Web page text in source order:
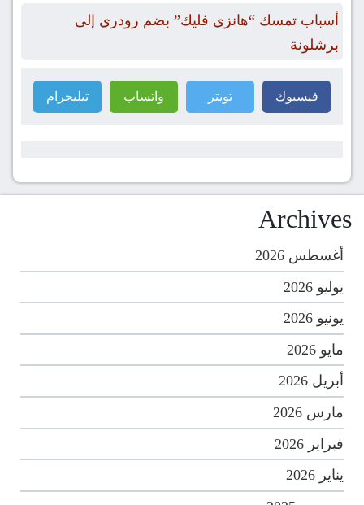
أسباب تمسك “هانزي فليك” بضم رودري إلى
برشلونة
فيسبوك تويتر واتساب تيليجرام
Archives
أغسطس 2026
يوليو 2026
يونيو 2026
مايو 2026
أبريل 2026
مارس 2026
فبراير 2026
يناير 2026